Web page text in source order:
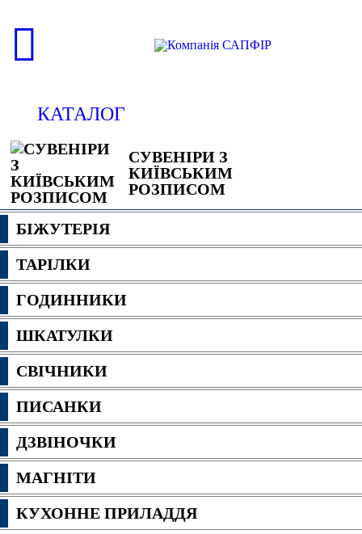
КАТАЛОГ
СУВЕНІРИ З
КИЇВСЬКИМ
РОЗПИСОМ
БІЖУТЕРІЯ
ТАРІЛКИ
ГОДИННИКИ
ШКАТУЛКИ
СВІЧНИКИ
ПИСАНКИ
ДЗВІНОЧКИ
МАГНІТИ
КУХОННЕ ПРИЛАДДЯ